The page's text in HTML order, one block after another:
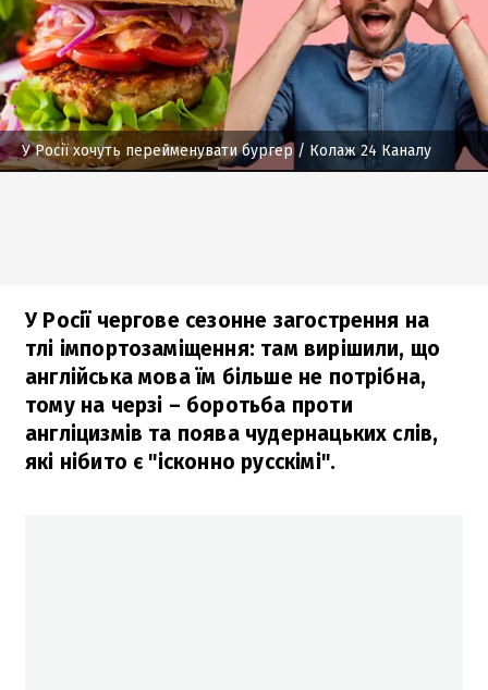
У Росії хочуть перейменувати бургер / Колаж 24 Каналу
У Росії чергове сезонне загострення на
тлі імпортозаміщення: там вирішили, що
англійська мова їм більше не потрібна,
тому на черзі – боротьба проти
англіцизмів та поява чудернацьких слів,
які нібито є "ісконно русскімі".